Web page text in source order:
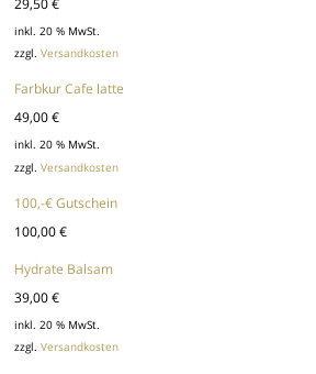
inkl. 20 % MwSt.
zzgl.Versandkosten
Farbkur Cafe latte
49,00€
inkl. 20 % MwSt.
zzgl.Versandkosten
100,-€ Gutschein
100,00€
Hydrate Balsam
39,00€
inkl. 20 % MwSt.
zzgl.Versandkosten